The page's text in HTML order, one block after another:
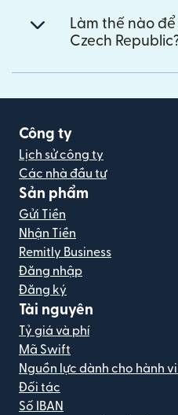
Làm thế nào
Czech
Công ty
Lịch sử công ty
Các nhà đầu tư
Sản phẩm
Gửi Tiền
Nhận Tiền
Remitly Business
Đăng nhập
Đăng ký
Tài nguyên
Tỷ giá và phí
Mã Swift
Nguồn lực dành cho hành
Đối tác
Số IBAN